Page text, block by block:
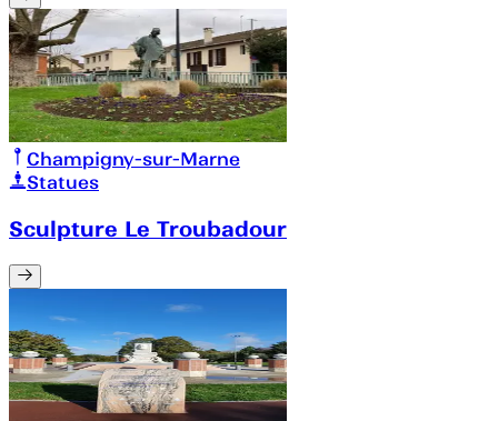
Champigny-sur-Marne
Statues
Sculpture Le Troubadour